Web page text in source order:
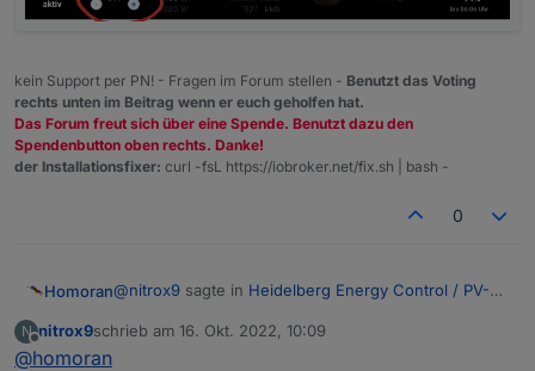
kein Support per PN! - Fragen im Forum stellen - Benutzt das Voting
rechts unten im Beitrag wenn er euch geholfen hat.
Das Forum freut sich über eine Spende. Benutzt dazu den
Spendenbutton oben rechts. Danke!
der Installationsfixer: curl -fsL https://iobroker.net/fix.sh | bash -
0
Homoran@nitrox9 sagte in Heidelberg Energy Control / PV-
N
Offline
nitrox9schrieb am 16. Okt. 2022, 10:09
zuletzt editiert von
@homoran